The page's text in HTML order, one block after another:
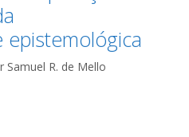
Samuel R. de Mello